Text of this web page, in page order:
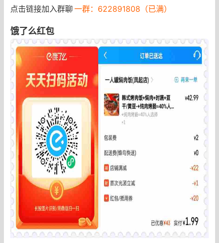
点击链接加入群聊 一群：622891808（已满）
饿了么红包